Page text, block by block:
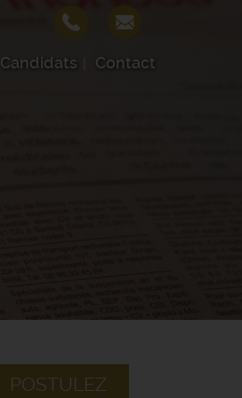
Candidats Contact
POSTULEZ